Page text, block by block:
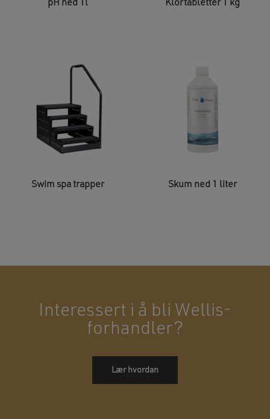
pH ned 1l Klortabletter 1 kg
Swim spa trapper Skum ned 1 liter
Interessert i å bli Wellis-
forhandler?
Lær hvordan